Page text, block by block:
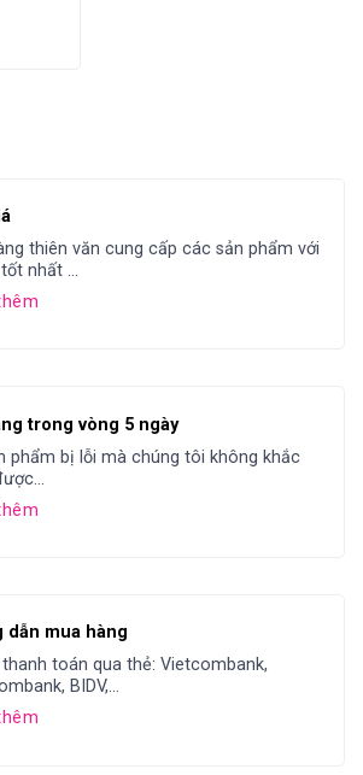
thiên văn cung cấp các sản phẩm với
nhất ...
trong vòng 5 ngày
phẩm bị lỗi mà chúng tôi không khắc
dẫn mua hàng
thanh toán qua thẻ: Vietcombank,
BIDV,...